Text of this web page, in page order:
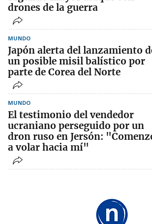
drones de la guerra
MUNDO
Japón alerta del lanzamiento
un posible misil balístico por
parte de Corea del Norte
MUNDO
El testimonio del vendedor
ucraniano perseguido por un
dron ruso en Jersón:
a volar hacia mí"